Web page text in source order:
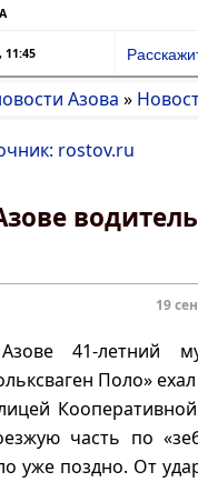
11:45
Азова »
rostov.ru
19
41-летний
Поло»
часть по
уже поздно. От